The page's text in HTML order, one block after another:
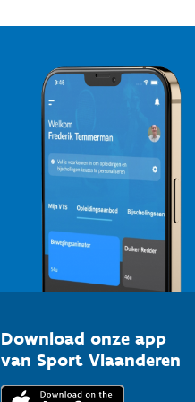
Download onze app
van Sport Vlaanderen